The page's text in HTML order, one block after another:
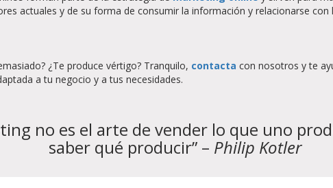
actuales y de su forma de consumir la información y relacionarse con
¿Te produce vértigo? Tranquilo, contacta con nosotros y te
a tu negocio y a tus necesidades.
no es el arte de vender lo que uno
saber qué producir” – Philip Kotler